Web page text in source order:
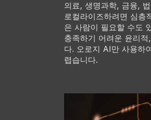
의료, 생명과학, 금융,
로컬라이즈하려면 심층
은 사람이 필요할 수도
충족하기 어려운 윤리
다. 오로지 AI만 사용하
렵습니다.